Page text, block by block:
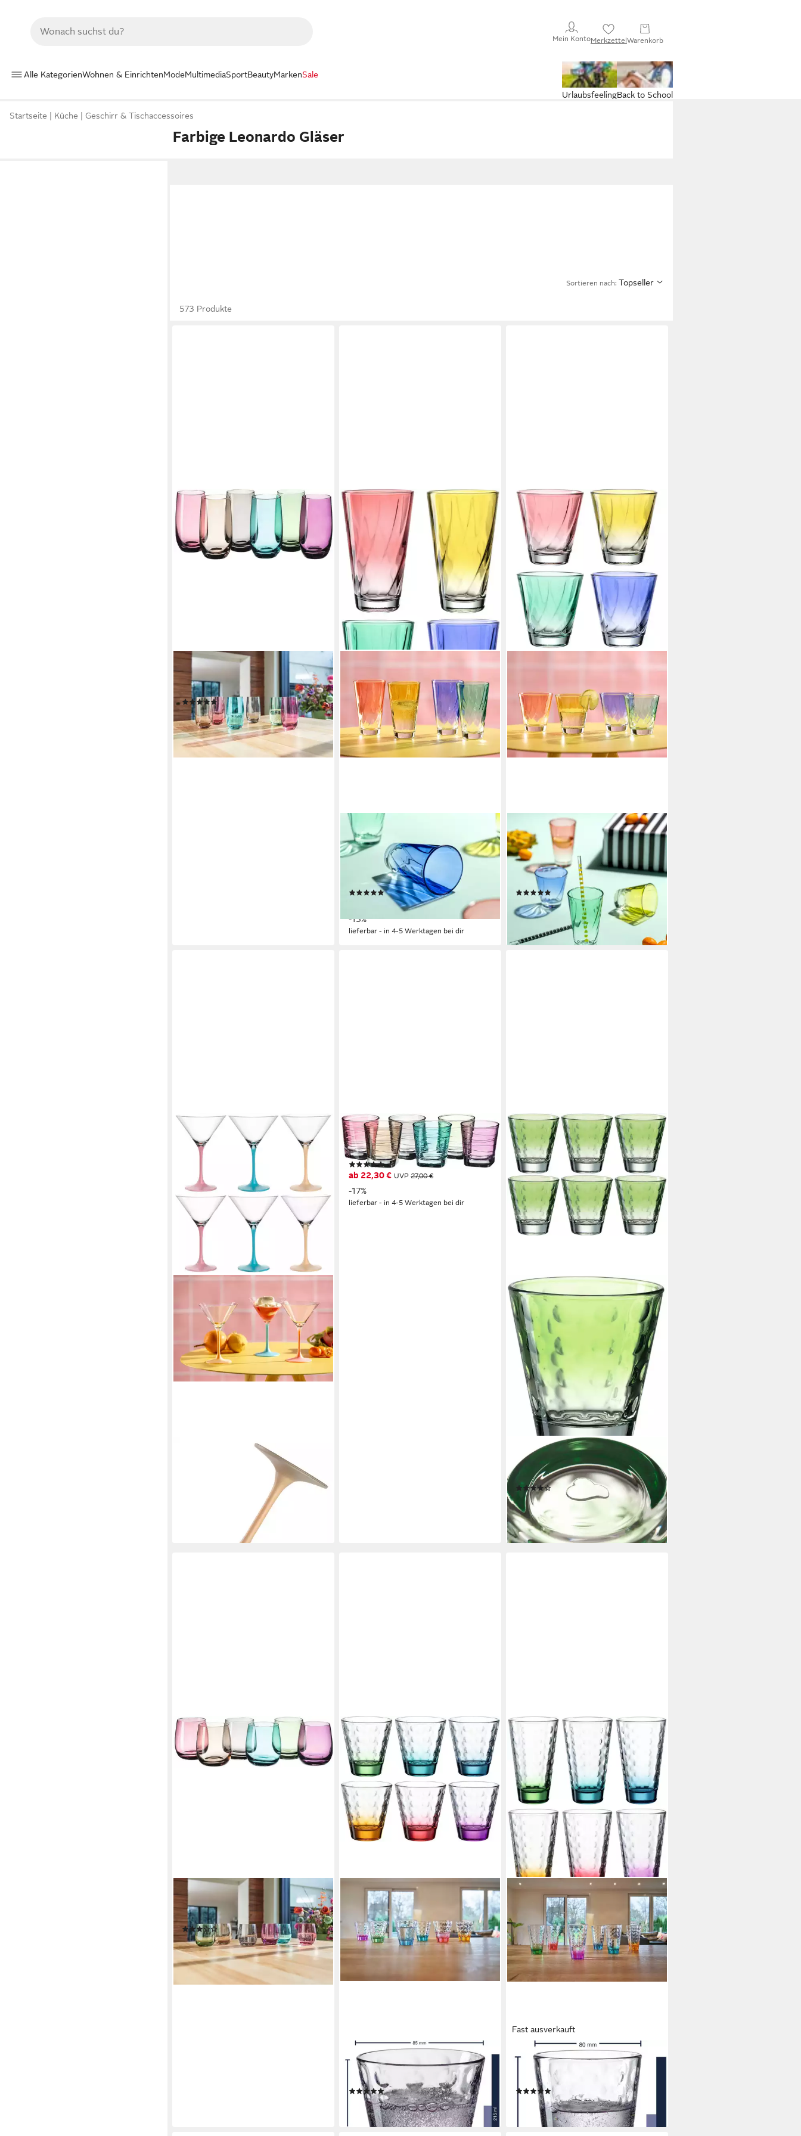
Mein KontoMerkzettelWarenkorb
Alle KategorienWohnen & EinrichtenModeMultimediaSportBeautyMarkenSale
Back to School
Urlaubsfeeling
Startseite Küche Geschirr & Tischaccessoires
Farbige Leonardo Gläser
Sortieren nach: Topseller
573 Produkte
LEONARDO
Longdrinkglas SORA, 6-tlg., Glas,
390 ml, farbig sortiert, 6-teilig
(10)
ab 33,36 € UVP45,00 €
-26%
lieferbar - in 4-5 Werktagen bei dir
LEONARDO
Gläser-Set Trinkglas, TWIST, 300 ml,
farbig sortiert, 4er-Set, 4-tlg., Glas,
Longdrinkbecher,
spülmaschinengeeignet
(4)
UVP23,80 €
-13%
lieferbar - in 4-5 Werktagen bei dir
LEONARDO
Gläser-Set Trinkglas, TWIST, 215 ml,
farbig sortiert, 4er-Set, 4-tlg., Glas,
Whiskybecher,
spülmaschinengeeignet
(1)
ab 23,80 €
lieferbar - in 4-5 Werktagen bei dir
Cocktailglas BRERA, 230 ml, farbig
sortiert, Cocktailschale, 6er-Set, 6-
tlg., Glas, spülmaschinengeeignet
lieferbar - in 4-5 Werktagen bei dir
LEONARDO
Whiskyglas VARIO, 6-tlg., Glas, 250
ml, 6-teilig
(2)
ab 22,30 € UVP27,00 €
-17%
lieferbar - in 4-5 Werktagen bei dir
LEONARDO
Gläser-Set OPTIC, 6-tlg., Glas, 215
ml, 6-teilig
(4)
ab 23,70 €
lieferbar - in 4-5 Werktagen bei dir
LEONARDO
Whiskyglas SORA, 6-tlg., Glas, 360
ml, 6-teilig
(2)
ab 33,19 € UVP45,00 €
-26%
lieferbar - in 4-5 Werktagen bei dir
LEONARDO
Gläser-Set OPTIC, 6-tlg., Glas, 215
ml, 6-teilig
(6)
ab 22,49 €
lieferbar - in 4-5 Werktagen bei dir
Fast ausverkauft
LEONARDO
Gläser-Set OPTIC, 6-tlg., Glas, 300
ml, 6-teilig
(15)
ab 22,09 €
lieferbar - in 4-5 Werktagen bei dir